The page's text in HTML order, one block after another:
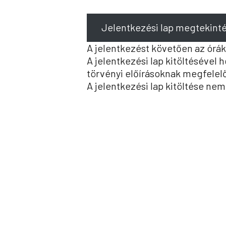
Jelentkezési lap
A jelentkezést követően az
A jelentkezési lap kitöltésével
törvényi előírásoknak
A jelentkezési lap kitöltése